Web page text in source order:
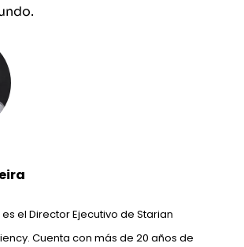
el Director Ejecutivo de Starian
Cuenta con más de 20 años de